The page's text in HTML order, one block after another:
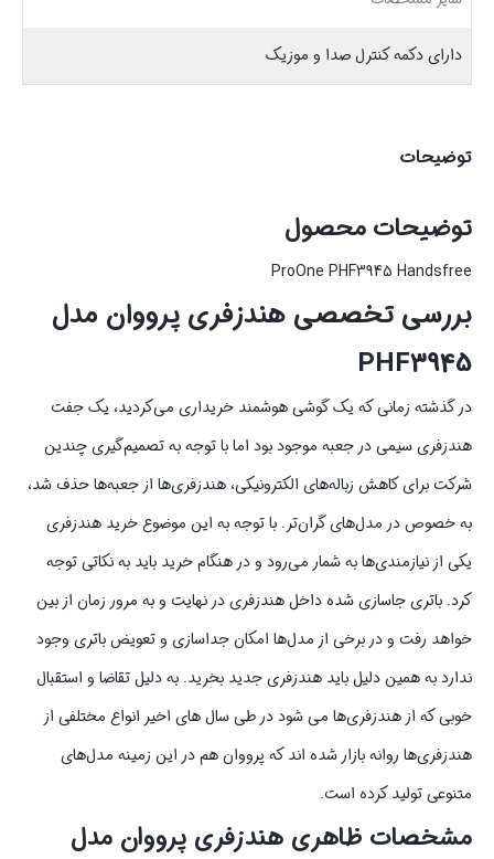
دارای دکمه کنترل صدا و موزیک
توضیحات
توضیحات محصول
ProOne PHF3945 Handsfree
بررسی تخصصی هندزفری پرووان مدل
PHF3945
در گذشته زمانی که یک گوشی هوشمند خریداری می‌کردید، یک جفت
هندزفری سیمی در جعبه موجود بود اما با توجه به تصمیم‌گیری چندین
شرکت برای کاهش زباله‌های الکترونیکی، هندزفری‌ها از جعبه‌ها حذف شد،
به خصوص در مدل‌های گران‌تر. با توجه به این موضوع خرید هندزفری
یکی از نیازمندی‌ها به شمار می‌رود و در هنگام خرید باید به نکاتی توجه
کرد. باتری جاسازی شده داخل هندزفری در نهایت و به مرور زمان از بین
خواهد رفت و در برخی از مدل‌ها امکان جداسازی و تعویض باتری وجود
ندارد به همین دلیل باید هندزفری جدید بخرید. به دلیل تقاضا و استقبال
خوبی که از هندزفری‌ها می شود در طی سال های اخیر انواع مختلفی از
هندزفری‌ها روانه بازار شده اند که پرووان هم در این زمینه مدل‌های
متنوعی تولید کرده است.
مشخصات ظاهری هندزفری پرووان مدل